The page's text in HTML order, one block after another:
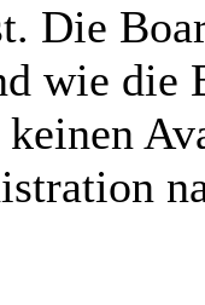
Die
wie die